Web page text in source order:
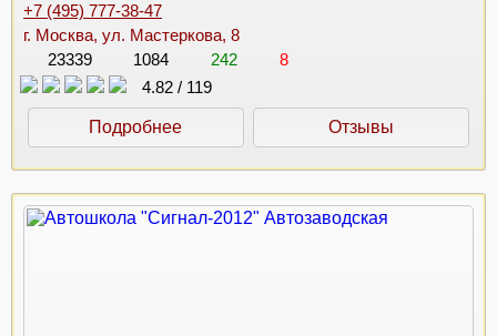
+7 (495) 777-38-47
г. Москва, ул. Мастеркова, 8
23339
1084 242
8
4.82 / 119
Подробнее Отзывы